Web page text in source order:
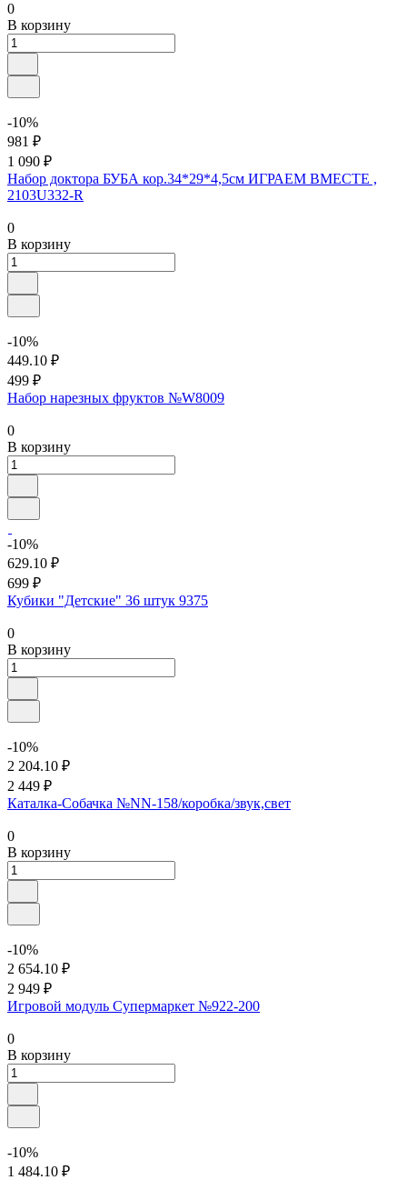
0
В корзину
-10%
981 ₽
1 090 ₽
Набор доктора БУБА кор.34*29*4,5см ИГРАЕМ ВМЕСТЕ ,
2103U332-R
0
В корзину
-10%
449.10 ₽
499 ₽
Набор нарезных фруктов №W8009
0
В корзину
-10%
629.10 ₽
699 ₽
Кубики "Детские" 36 штук 9375
0
В корзину
-10%
2 204.10 ₽
2 449 ₽
Каталка-Собачка №NN-158/коробка/звук,свет
0
В корзину
-10%
2 654.10 ₽
2 949 ₽
Игровой модуль Супермаркет №922-200
0
В корзину
-10%
1 484.10 ₽